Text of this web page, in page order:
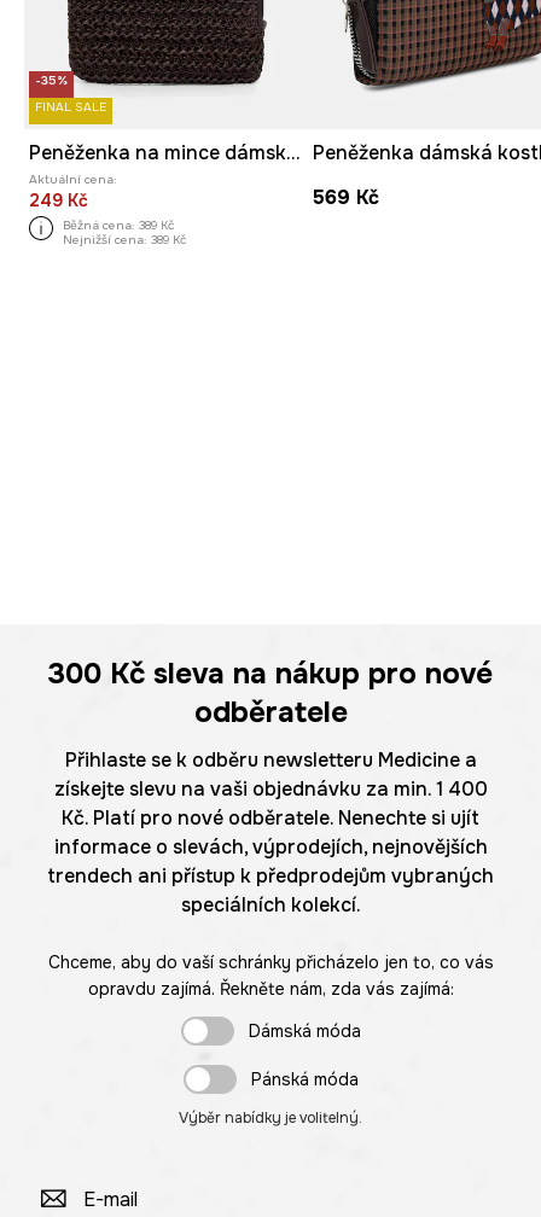
-35%
FINAL SALE
Peněženka na mince dámská z pletenky
Aktuální cena:
249 Kč
Běžná cena: 389 Kč
Nejnižší cena: 389 Kč
569 Kč
300 Kč sleva na nákup pro nové
odběratele
Přihlaste se k odběru newsletteru Medicine a
získejte slevu na vaši objednávku za min. 1 400
Kč. Platí pro nové odběratele. Nenechte si ujít
informace o slevách, výprodejích, nejnovějších
trendech ani přístup k předprodejům vybraných
speciálních kolekcí.
Chceme, aby do vaší schránky přicházelo jen to, co vás
opravdu zajímá. Řekněte nám, zda vás zajímá:
Dámská móda
Pánská móda
Výběr nabídky je volitelný.